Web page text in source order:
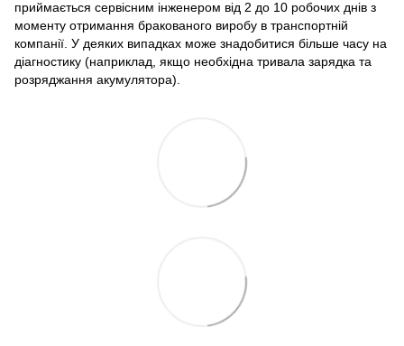
приймається сервісним інженером від 2 до 10 робочих днів з
моменту отримання бракованого виробу в транспортній
компанії. У деяких випадках може знадобитися більше часу на
діагностику (наприклад, якщо необхідна тривала зарядка та
розряджання акумулятора).